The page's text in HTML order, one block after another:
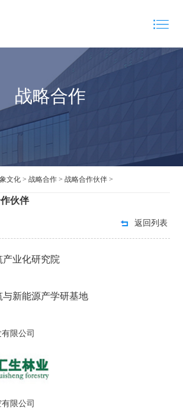
战略合作
文化 >战略合作 >战略合作伙伴 >
伙伴
返回列表
业化研究院
新能源产学研基地
限公司
限公司